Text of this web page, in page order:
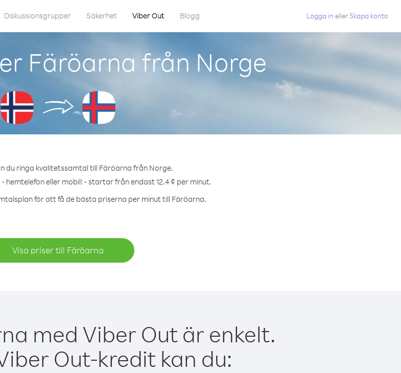
Diskussionsgrupper Säkerhet Viber Out Blogg Logga in eller Skapa konto
Färöarna från Norge
du ringa kvalitetssamtal till Färöarna från Norge.
hemtelefon eller mobil! - startar från endast 12.4 ¢ per minut.
för att få de bästa priserna per minut till Färöarna.
Visa priser till Färöarna
med Viber Out är enkelt.
Out-kredit kan du: